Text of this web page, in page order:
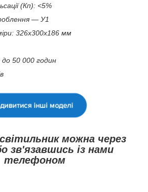
(Кп): <5%
— У1
326х300х186 мм
до 50 000 годин
можна через
зв'язавшись із нами
телефоном